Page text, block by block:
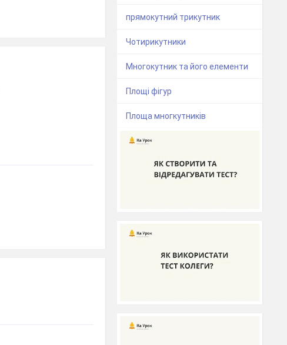
прямокутний трикутник
Чотирикутники
Многокутник та його елементи
Площі фігур
Площа многкутників